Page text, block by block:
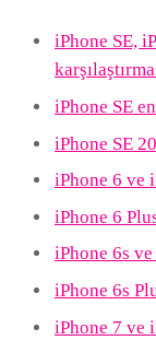
iPhone SE,
iPhone SE
iPhone SE
iPhone 6 ve
iPhone 6
iPhone 6s ve
iPhone 6s
iPhone 7 ve